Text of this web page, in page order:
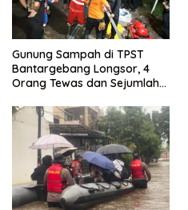
Gunung Sampah di TPST
Bantargebang Longsor, 4
Orang Tewas dan Sejumlah